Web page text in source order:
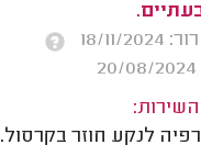
11/2024
לנקע חוזר בקרסול.